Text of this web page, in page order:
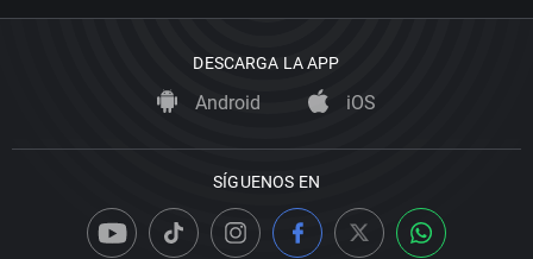
DESCARGA LA APP
Android iOS
SÍGUENOS EN